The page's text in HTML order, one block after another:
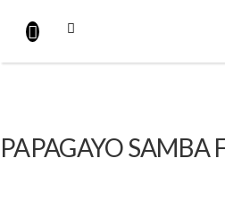
obsah
PAPAGAYO SAMBA